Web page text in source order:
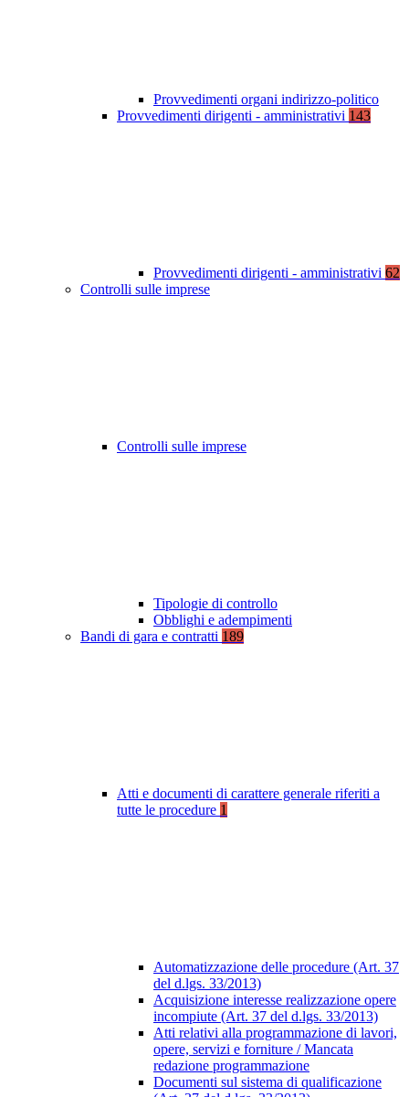
Provvedimenti organi indirizzo-politico
Provvedimenti dirigenti - amministrativi 143
Provvedimenti dirigenti - amministrativi 62
Controlli sulle imprese
Controlli sulle imprese
Tipologie di controllo
Obblighi e adempimenti
Bandi di gara e contratti 189
Atti e documenti di carattere generale riferiti a
tutte le procedure 1
Automatizzazione delle procedure (Art. 37
del d.lgs. 33/2013)
Acquisizione interesse realizzazione opere
incompiute (Art. 37 del d.lgs. 33/2013)
Atti relativi alla programmazione di lavori,
opere, servizi e forniture / Mancata
redazione programmazione
Documenti sul sistema di qualificazione